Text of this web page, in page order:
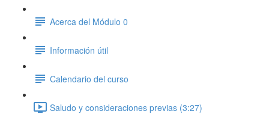
Acerca del Módulo 0
Información útil
Calendario del curso
Saludo y consideraciones previas (3:27)